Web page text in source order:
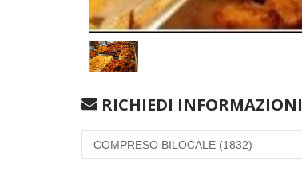
RICHIEDI INFORMAZIONI